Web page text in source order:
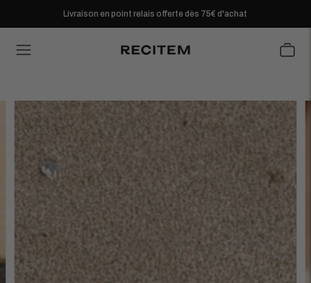
Livraison en point relais offerte dès 75€ d'achat